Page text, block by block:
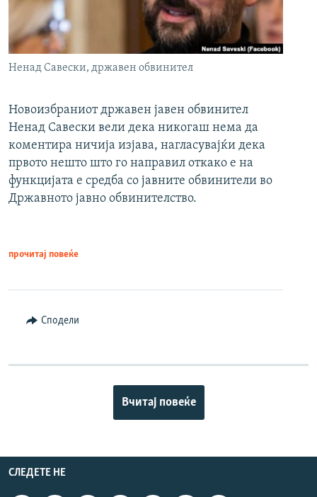
Ненад Савески, државен обвинител
Новоизбраниот државен јавен обвинител
Ненад Савески вели дека никогаш нема да
коментира ничија изјава, нагласувајќи дека
првото нешто што го направил откако е на
функцијата е средба со јавните обвинители во
Државното јавно обвинителство.
прочитај повеќе
Сподели
Вчитај повеќе
СЛЕДЕТЕ НЕ